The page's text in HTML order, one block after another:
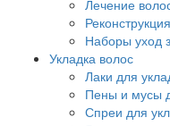
Лечение
Наборы уход
Укладка волос
Лаки для
Пены и мусы
Спреи для